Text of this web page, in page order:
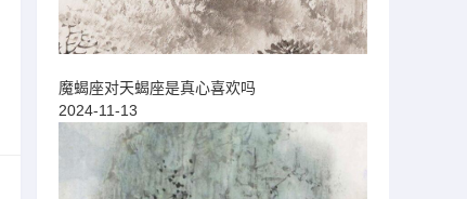
魔蝎座对天蝎座是真心喜欢吗
2024-11-13